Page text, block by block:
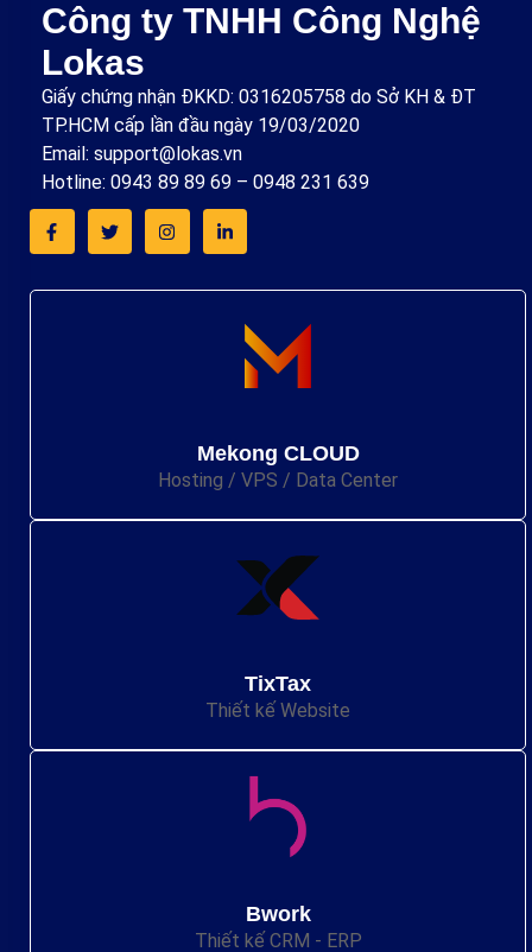
Công ty TNHH Công Nghệ
Lokas
Giấy chứng nhận ĐKKD: 0316205758 do Sở KH & ĐT
TP.HCM cấp lần đầu ngày 19/03/2020
Email: support@lokas.vn
Hotline: 0943 89 89 69 – 0948 231 639
Mekong CLOUD
Hosting / VPS / Data Center
TixTax
Thiết kế Website
Bwork
Thiết kế CRM - ERP